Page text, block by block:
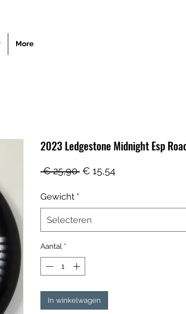
More
2023 Ledgestone Midnight Esp
€ 25,90 Normale
€ 15,54
Gewicht *
Selecteren
Aantal *
In winkelwagen